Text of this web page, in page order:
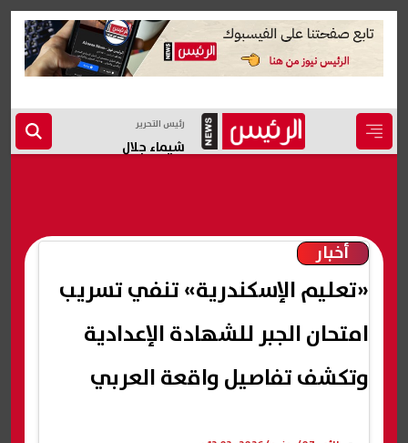
رئيس التحرير
شيماء جلال
أخبار
«تعليم الإسكندرية» تنفي تسريب
امتحان الجبر للشهادة الإعدادية
وتكشف تفاصيل واقعة العربي